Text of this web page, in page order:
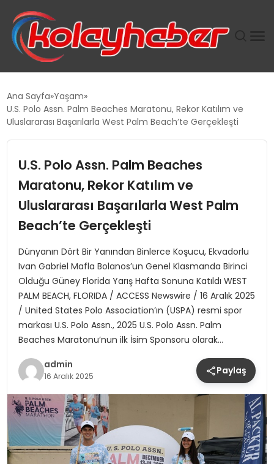
SUWEN’IN İSTIHDAM MODELI EKONOMIDE KADIN
TANYER YAPI ZEMIN MÜHENDISLIĞINDE HEDEF
BÜYÜTTÜ
TOROSLAR’DA PAZAR GERGİNLİĞİ!
Ana Sayfa Yaşam
U.S. Polo Assn. Palm Beaches Maratonu, Rekor Katılım ve
Uluslararası Başarılarla West Palm Beach’te Gerçekleşti
U.S. Polo Assn. Palm Beaches
Maratonu, Rekor Katılım ve
Uluslararası Başarılarla West Palm
Beach’te Gerçekleşti
Dünyanın Dört Bir Yanından Binlerce Koşucu, Ekvadorlu
Ivan Gabriel Mafla Bolanos’un Genel Klasmanda Birinci
Olduğu Güney Florida Yarış Hafta Sonuna Katıldı WEST
PALM BEACH, FLORIDA / ACCESS Newswire / 16 Aralık 2025
/ United States Polo Association’ın (USPA) resmi spor
markası U.S. Polo Assn., 2025 U.S. Polo Assn. Palm
Beaches Maratonu’nun ilk İsim Sponsoru olarak…
admin
16 Aralık 2025 Paylaş